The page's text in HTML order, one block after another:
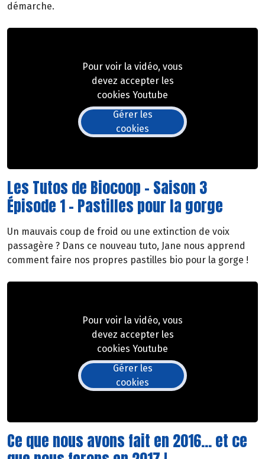
démarche.
Pour voir la vidéo, vous
devez accepter les
cookies Youtube
Gérer les
cookies
Les Tutos de Biocoop - Saison 3
Épisode 1 - Pastilles pour la gorge
Un mauvais coup de froid ou une extinction de voix
passagère ? Dans ce nouveau tuto, Jane nous apprend
comment faire nos propres pastilles bio pour la gorge !
Pour voir la vidéo, vous
devez accepter les
cookies Youtube
Gérer les
cookies
Ce que nous avons fait en 2016... et ce